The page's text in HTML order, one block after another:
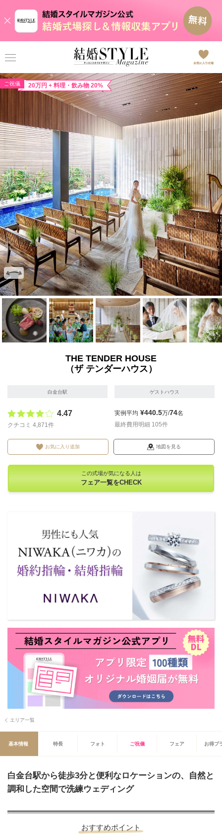
ご祝儀 20万円 + 料理・飲み物 20%
THE TENDER HOUSE
（ザ テンダーハウス）
白金台駅 ゲストハウス
4.47
クチコミ 4,871件
実例平均 ¥440.5万/74名
最終費用明細 105件
お気に入り追加 地図を見る
この式場が気になる人は
フェア一覧をCHECK
エリア一覧
基本情報 特長 フォト ご祝儀 フェア お得プ
白金台駅から徒歩3分と便利なロケーションの、自然と
調和した空間で洗練ウェディング
おすすめポイント